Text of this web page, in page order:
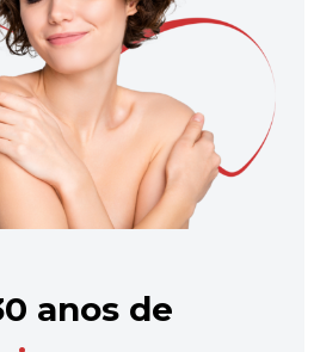
anos de